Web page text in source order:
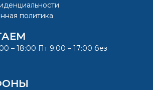
политика
– 18:00 Пт 9:00 – 17:00 без